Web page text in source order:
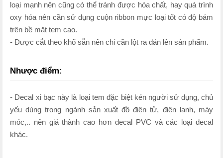
loại mạnh nên cũng có thể tránh được hóa chất, hay quá trình
oxy hóa nên cần sử dụng cuộn ribbon mực loại tốt có độ bám
trên bề mặt tem cao.
- Được cắt theo khổ sẵn nên chỉ cần lột ra dán lên sản phẩm.
Nhược điểm:
- Decal xi bạc này là loại tem đặc biệt kén người sử dụng, chủ
yếu dùng trong ngành sản xuất đồ điện tử, điện lạnh, máy
móc,.. nên giá thành cao hơn decal PVC và các loại decal
khác.